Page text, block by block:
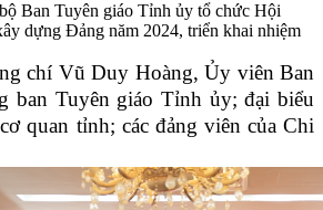
Ban Tuyên giáo Tỉnh ủy tổ chức Hội
dựng Đảng năm 2024, triển khai nhiệm
chí Vũ Duy Hoàng, Ủy viên Ban
ban Tuyên giáo Tỉnh ủy; đại biểu
quan tỉnh; các đảng viên của Chi